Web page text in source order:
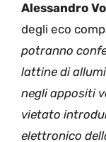
Alessandro
degli eco
potranno
lattine di
negli appositi
vietato
elettronico